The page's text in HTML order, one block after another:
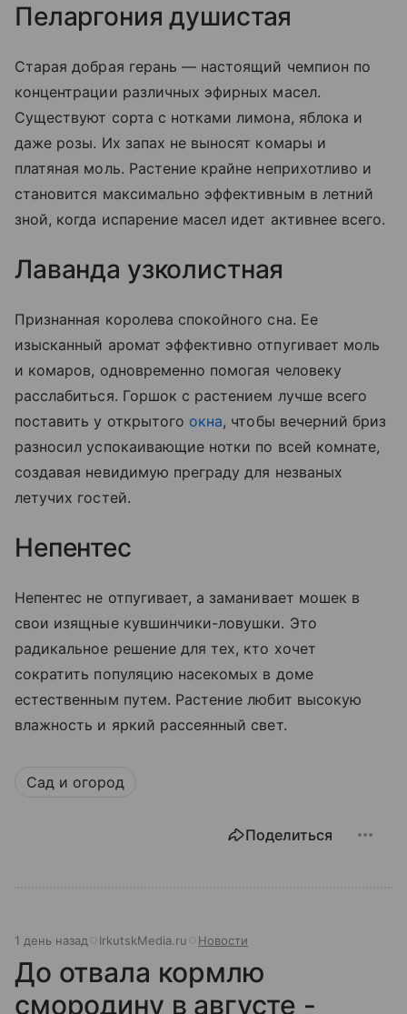
Пеларгония душистая
Старая добрая герань — настоящий чемпион по
концентрации различных эфирных масел.
Существуют сорта с нотками лимона, яблока и
даже розы. Их запах не выносят комары и
платяная моль. Растение крайне неприхотливо и
становится максимально эффективным в летний
зной, когда испарение масел идет активнее всего.
Лаванда узколистная
Признанная королева спокойного сна. Ее
изысканный аромат эффективно отпугивает моль
и комаров, одновременно помогая человеку
расслабиться. Горшок с растением лучше всего
поставить у открытого окна, чтобы вечерний бриз
разносил успокаивающие нотки по всей комнате,
создавая невидимую преграду для незваных
летучих гостей.
Непентес
Непентес не отпугивает, а заманивает мошек в
свои изящные кувшинчики-ловушки. Это
радикальное решение для тех, кто хочет
сократить популяцию насекомых в доме
естественным путем. Растение любит высокую
влажность и яркий рассеянный свет.
Сад и огород
Поделиться
1 день назад IrkutskMedia.ru Новости
До отвала кормлю
смородину в августе -